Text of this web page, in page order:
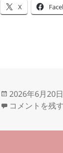
X
投
稿
2026年6月20日
あの「マッシ
コメントを残す